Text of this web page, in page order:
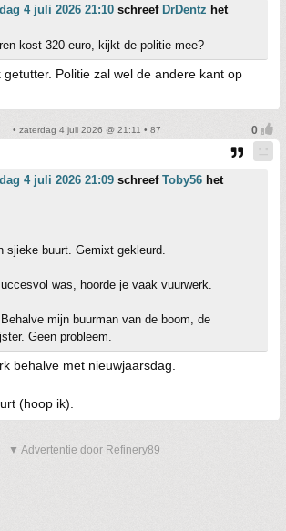
4 juli 2026 21:10 schreef DrDentz het
kost 320 euro, kijkt de politie mee?
getutter. Politie zal wel de andere kant op
• zaterdag 4 juli 2026 @ 21:11 • 87
4 juli 2026 21:09 schreef Toby56 het
sjieke buurt. Gemixt gekleurd.
was, hoorde je vaak vuurwerk.
mijn buurman van de boom, de
Geen probleem.
behalve met nieuwjaarsdag.
(hoop ik).
▼ Advertentie door Refinery89